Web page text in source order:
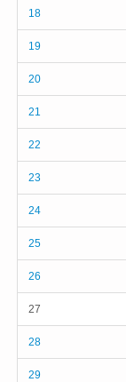
18
19
20
21
22
23
24
25
26
27
28
29